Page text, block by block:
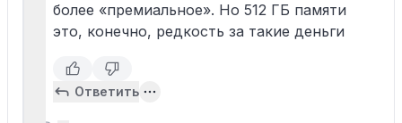
более «премиальное». Но 512 ГБ памяти
это, конечно, редкость за такие деньги
Ответить